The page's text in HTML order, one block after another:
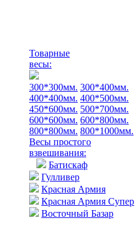
Товарные
весы:
300*300мм. 300*400мм.
400*400мм. 400*500мм.
450*600мм. 500*700мм.
600*600мм. 600*800мм.
800*800мм. 800*1000мм.
Весы простого
взвешивания:
Батискаф
Гулливер
Красная Армия
Красная Армия Супер
Восточный Базар